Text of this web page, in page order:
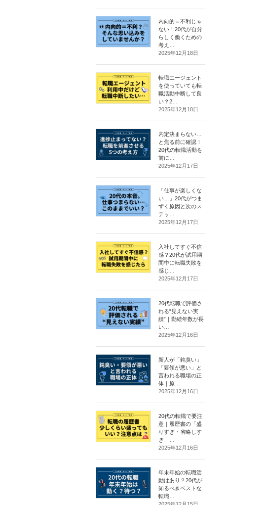
内向的＝不利じゃ
ない！20代が自分
らしく働くための
考え…
2025年12月18日
転職エージェント
を使っていても転
職活動中断して良
い？2…
2025年12月18日
内定決まらない…
と焦る前に確認！
20代の転職活動を
前に…
2025年12月17日
「仕事が楽しくな
い…」20代がつま
ずく原因と次のス
テッ…
2025年12月17日
入社してすぐ不信
感？20代が試用期
間中に転職失敗を
感じ…
2025年12月17日
20代転職で評価さ
れる“見えない実
績”｜勤続年数が長
い…
2025年12月16日
新人が「鈍臭い」
「要領が悪い」と
言われる職場の正
体｜原…
2025年12月16日
20代の転職で要注
意｜履歴書の「盛
りすぎ・省略しす
ぎ」…
2025年12月16日
年末年始の転職活
動はあり？20代が
知るべきベストな
転職…